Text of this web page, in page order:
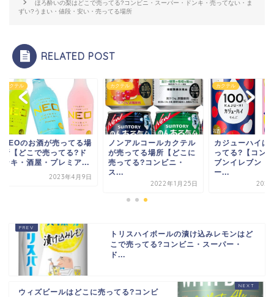
ほろ酔いの梨はどこで売ってる?コンビニ・スーパー・ドンキ・売ってない・ま
ずい?うまい・値段・安い・売ってる場所
RELATED POST
のお酒が売ってる場
どこで売ってる?ド
・酒屋・プレミア...
2023年4月9日
カクテル
ノンアルコールカクテル
が売ってる場所【どこに
売ってる?コンビニ・
2022年1月25日
カクテル
カジューハイはどこ
ってる?【コンビニ
ブンイレブン・スー
2023年9
トリスハイボールの漬け込みレモンはど
こで売ってる?コンビニ・スーパー・
ド...
ウィズビールはどこに売ってる?コンビ